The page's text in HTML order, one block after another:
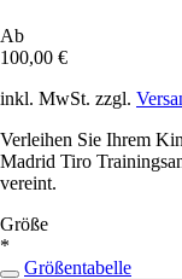
Ab
100,00 €
inkl. MwSt. zzgl.
Verleihen Sie Ihrem
Madrid Tiro
vereint.
Größe
*
Größentabelle